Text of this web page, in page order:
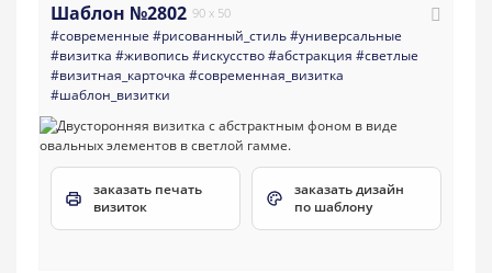
Шаблон №2802 90 x 50
#современные #рисованный_стиль#универсальные
#визитка #живопись#искусство#абстракция #светлые
#визитная_карточка #современная_визитка
#шаблон_визитки
заказать печать
визиток
заказать дизайн
по шаблону